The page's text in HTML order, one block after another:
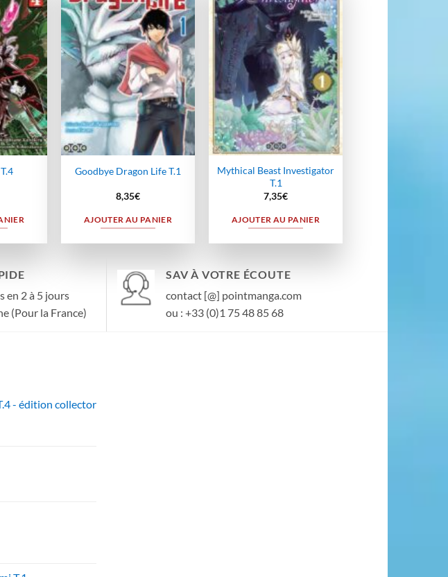
Ajouter
à la
wishlist
Ajouter
à la
wishlist
Goodbye Dragon Life T.1
8,35€
AJOUTER AU PANIER
Ajouter
à la
wishlist
Mythical Beast Investigator
T.1
7,35€
AJOUTER AU PANIER
en 2 à 5 jours
(Pour la France)
SAV À VOTRE ÉCOUTE
contact [@] pointmanga.com
ou : +33 (0)1 75 48 85 68
- édition collector